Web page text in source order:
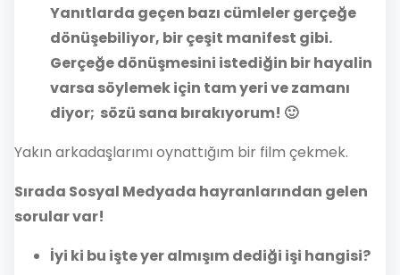
Yanıtlarda geçen bazı cümleler gerçeğe
dönüşebiliyor, bir çeşit manifest gibi.
Gerçeğe dönüşmesini istediğin bir hayalin
varsa söylemek için tam yeri ve zamanı
diyor; sözü sana bırakıyorum! 🙂
Yakın arkadaşlarımı oynattığım bir film çekmek.
Sırada Sosyal Medyada hayranlarından gelen
sorular var!
İyi ki bu işte yer almışım dediği işi hangisi?